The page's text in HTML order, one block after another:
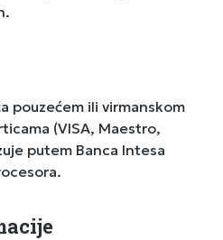
pouzećem ili virmanskom
(VISA, Maestro,
putem Banca Intesa